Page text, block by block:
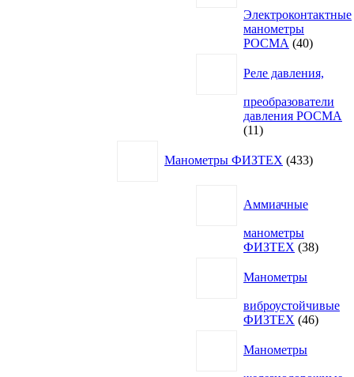
Электроконтактные
манометры
РОСМА
4040
Реле давления,
преобразователи
давления РОСМА
1111
Манометры ФИЗТЕХ 433товара
Аммиачные
манометры
ФИЗТЕХ 3838
Манометры
виброустойчивые
ФИЗТЕХ 4646
Манометры